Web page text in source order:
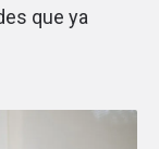
que ya